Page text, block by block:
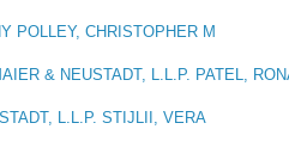
POLLEY, CHRISTOPHER M
& NEUSTADT, L.L.P. PATEL,
L.L.P. STIJLII, VERA